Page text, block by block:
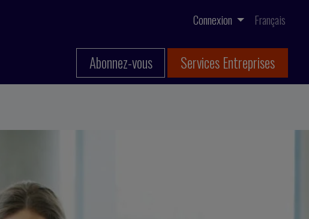
Connexion Français
Abonnez-vous Services Entreprises